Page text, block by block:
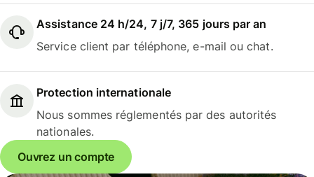
Assistance 24 h/24, 7 j/7, 365 jours par an
Service client par téléphone, e-mail ou chat.
Protection internationale
Nous sommes réglementés par des autorités
nationales.
Ouvrez un compte